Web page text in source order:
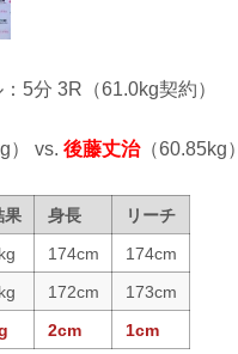
5分 3R（61.0kg契約）
） vs. 後藤丈治（60.85kg）
果 身長
リーチ
174cm
174cm
172cm
173cm
2cm 1cm